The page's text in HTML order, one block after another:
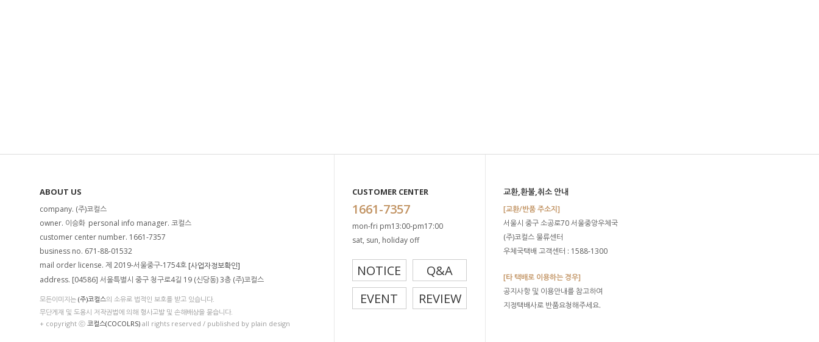
ABOUT US
company. (주)코컬스
owner. 이승화 personal info manager. 코컬스
customer center number. 1661-7357
business no. 671-88-01532
mail order license. 제 2019-서울중구-1754호 [사업자정보확인]
address. [04586] 서울특별시 중구 청구로4길 19 (신당동) 3층 (주)코컬스
모든이미지는 (주)코컬스의 소유로 법적인 보호를 받고 있습니다.
무단게재 및 도용시 저작권법에 의해 형사고발 및 손해배상을 묻습니다.
+ copyright ⓒ 코컬스(COCOLRS) all rights reserved / published by plain design
CUSTOMER CENTER
1661-7357
mon-fri pm13:00-pm17:00
sat, sun, holiday off
NOTICE
Q&A
EVENT
REVIEW
교환,환불,취소 안내
[교환/반품 주소지]
서울시 중구 소공로70 서울중앙우체국
(주)코컬스 물류센터
우체국택배 고객센터 : 1588-1300
[타 택배로 이용하는 경우]
공지사항 및 이용안내를 참고하여
지정택배사로 반품요청해주세요.